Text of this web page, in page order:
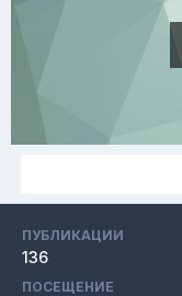
ПУБЛИКАЦИИ
136
ПОСЕЩЕНИЕ